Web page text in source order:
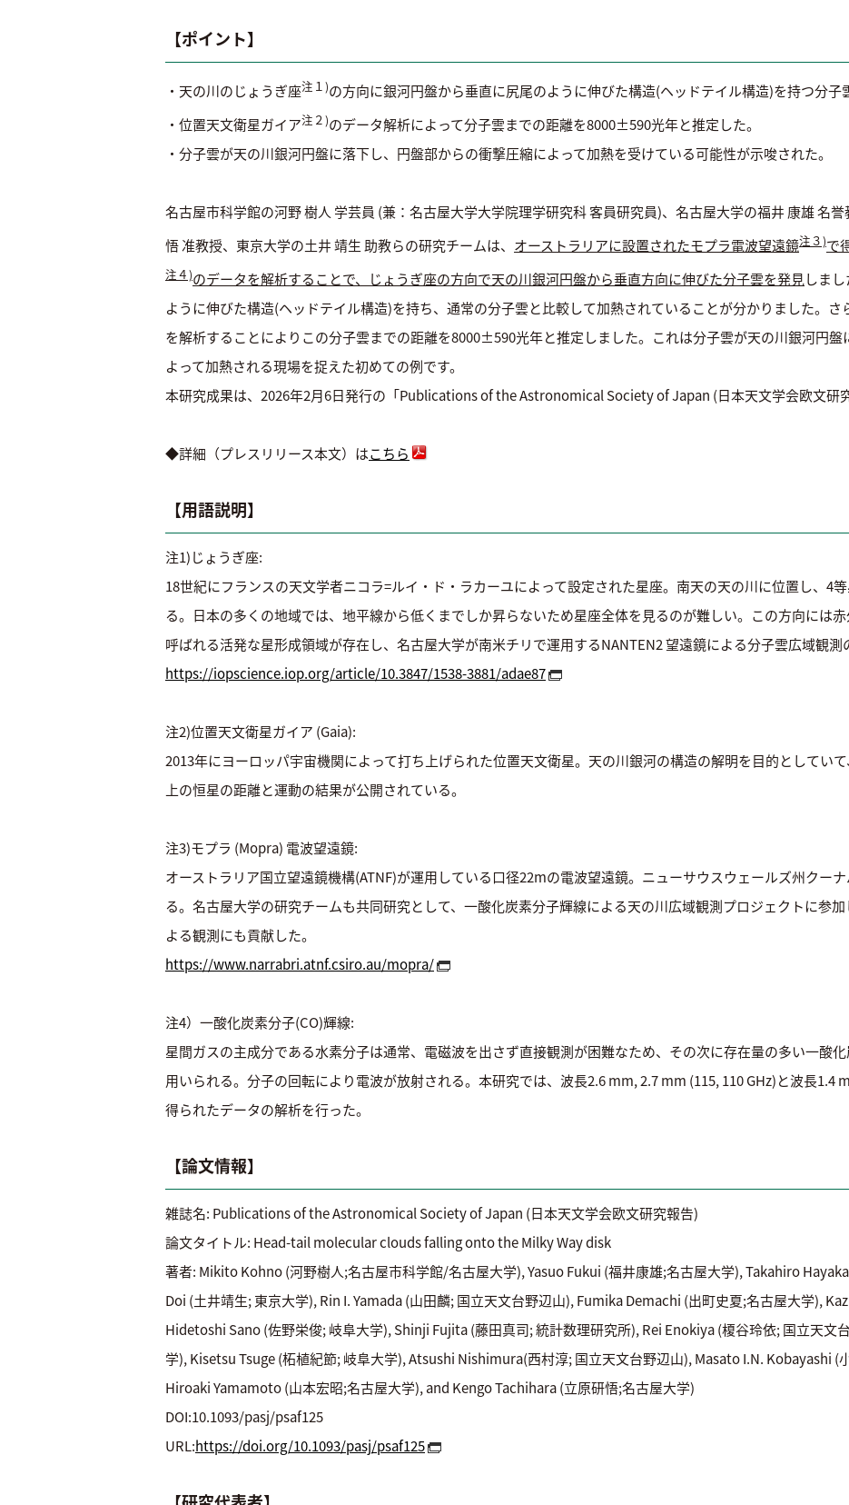
【ポイント】
・天の川のじょうぎ座注１)の方向に銀河円盤から垂直に尻尾のように伸びた構造(ヘッドテイル構造)を持つ分子
・位置天文衛星ガイア注２)のデータ解析によって分子雲までの距離を8000±590光年と推定した。
・分子雲が天の川銀河円盤に落下し、円盤部からの衝撃圧縮によって加熱を受けている可能性が示唆された。
名古屋市科学館の河野 樹人 学芸員 (兼：名古屋大学大学院理学研究科 客員研究員)、名古屋大学の福井 康雄 名
悟 准教授、東京大学の土井 靖生 助教らの研究チームは、 オーストラリアに設置されたモプラ電波望遠鏡注３)で
注４)のデータを解析することで、じょうぎ座の方向で天の川銀河円盤から垂直方向に伸びた分子雲を発見しま
ように伸びた構造(ヘッドテイル構造)を持ち、通常の分子雲と比較して加熱されていることが分かりました。さ
を解析することによりこの分子雲までの距離を8000±590光年と推定しました。これは分子雲が天の川銀河円
よって加熱される現場を捉えた初めての例です。
本研究成果は、2026年2月6日発行の「Publications of the Astronomical Society of Japan (日本天文学会欧文研
◆詳細（プレスリリース本文）はこちら
【用語説明】
注1)じょうぎ座:
18世紀にフランスの天文学者ニコラ=ルイ・ド・ラカーユによって設定された星座。南天の天の川に位置し、4
る。日本の多くの地域では、地平線から低くまでしか昇らないため星座全体を見るのが難しい。この方向には
呼ばれる活発な星形成領域が存在し、名古屋大学が南米チリで運用するNANTEN2 望遠鏡による分子雲広域観測
https://iopscience.iop.org/article/10.3847/1538-3881/adae87
注2)位置天文衛星ガイア (Gaia):
2013年にヨーロッパ宇宙機関によって打ち上げられた位置天文衛星。天の川銀河の構造の解明を目的としてい
上の恒星の距離と運動の結果が公開されている。
注3)モプラ (Mopra) 電波望遠鏡:
オーストラリア国立望遠鏡機構(ATNF)が運用している口径22mの電波望遠鏡。ニューサウスウェールズ州クー
る。名古屋大学の研究チームも共同研究として、一酸化炭素分子輝線による天の川広域観測プロジェクトに参
よる観測にも貢献した。
https://www.narrabri.atnf.csiro.au/mopra/
注4）一酸化炭素分子(CO)輝線:
星間ガスの主成分である水素分子は通常、電磁波を出さず直接観測が困難なため、その次に存在量の多い一酸
用いられる。分子の回転により電波が放射される。本研究では、波長2.6 mm, 2.7 mm (115, 110 GHz)と波長1.4
得られたデータの解析を行った。
【論文情報】
雑誌名: Publications of the Astronomical Society of Japan (日本天文学会欧文研究報告)
論文タイトル: Head-tail molecular clouds falling onto the Milky Way disk
著者: Mikito Kohno (河野樹人;名古屋市科学館/名古屋大学), Yasuo Fukui (福井康雄;名古屋大学), Takahiro
Doi (土井靖生; 東京大学), Rin I. Yamada (山田麟; 国立天文台野辺山), Fumika Demachi (出町史夏;名古屋大学),
Hidetoshi Sano (佐野栄俊; 岐阜大学), Shinji Fujita (藤田真司; 統計数理研究所), Rei Enokiya (榎谷玲依; 国立天文
学), Kisetsu Tsuge (柘植紀節; 岐阜大学), Atsushi Nishimura(西村淳; 国立天文台野辺山), Masato I.N. Kobayashi (
Hiroaki Yamamoto (山本宏昭;名古屋大学), and Kengo Tachihara (立原研悟;名古屋大学)
DOI:10.1093/pasj/psaf125
URL:https://doi.org/10.1093/pasj/psaf125